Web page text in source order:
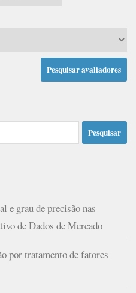
e grau de precisão nas
de Dados de Mercado
por tratamento de fatores